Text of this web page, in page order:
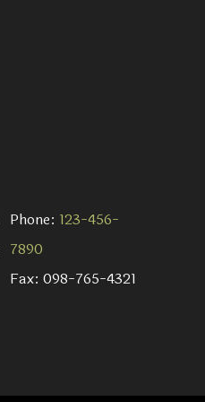
Phone: 123-456-
7890
Fax: 098-765-4321